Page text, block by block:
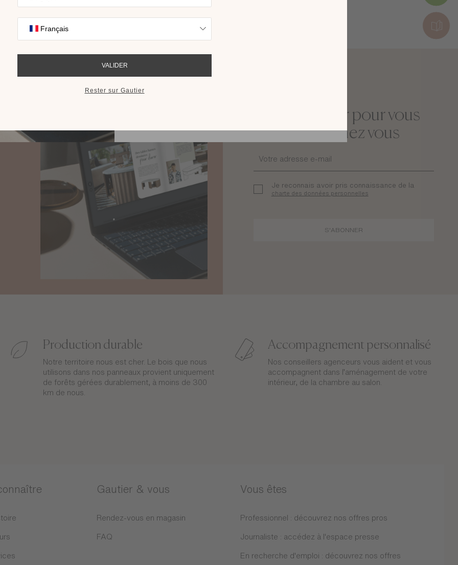
nos collections sur l’écran de votre
RECEVOIR LE CATALOGUE 2026
La newsletter pour vous
sentir bien chez vous
Je reconnais avoir pris connaissance de la
charte des données personnelles
S'ABONNER
Production durable
Notre territoire nous est cher. Le bois que nous
utilisons dans nos panneaux provient uniquement
de forêts gérées durablement, à moins de 300
km de nous.
Accompagnement personnalisé
Nos conseillers agenceurs vous aident et vous
accompagnent dans l’aménagement de votre
intérieur, de la chambre au salon.
Gautier & vous
Rendez-vous en magasin
FAQ
Vous êtes
Professionnel : découvrez nos offres pros
Journaliste : accédez à l'espace presse
En recherche d'emploi : découvrez nos offres